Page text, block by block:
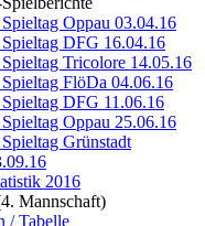
Spieltag Oppau 03.04.16
Spieltag DFG 16.04.16
Tricolore 14.05.16
FlöDa 04.06.16
Spieltag DFG 11.06.16
Oppau 25.06.16
Grünstadt
2016
Mannschaft)
/ Tabelle